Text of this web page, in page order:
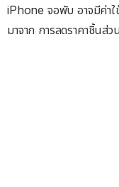
iPhone จอพับ อาจมีค่าใ
มาจาก การลดราคาชิ้นส่